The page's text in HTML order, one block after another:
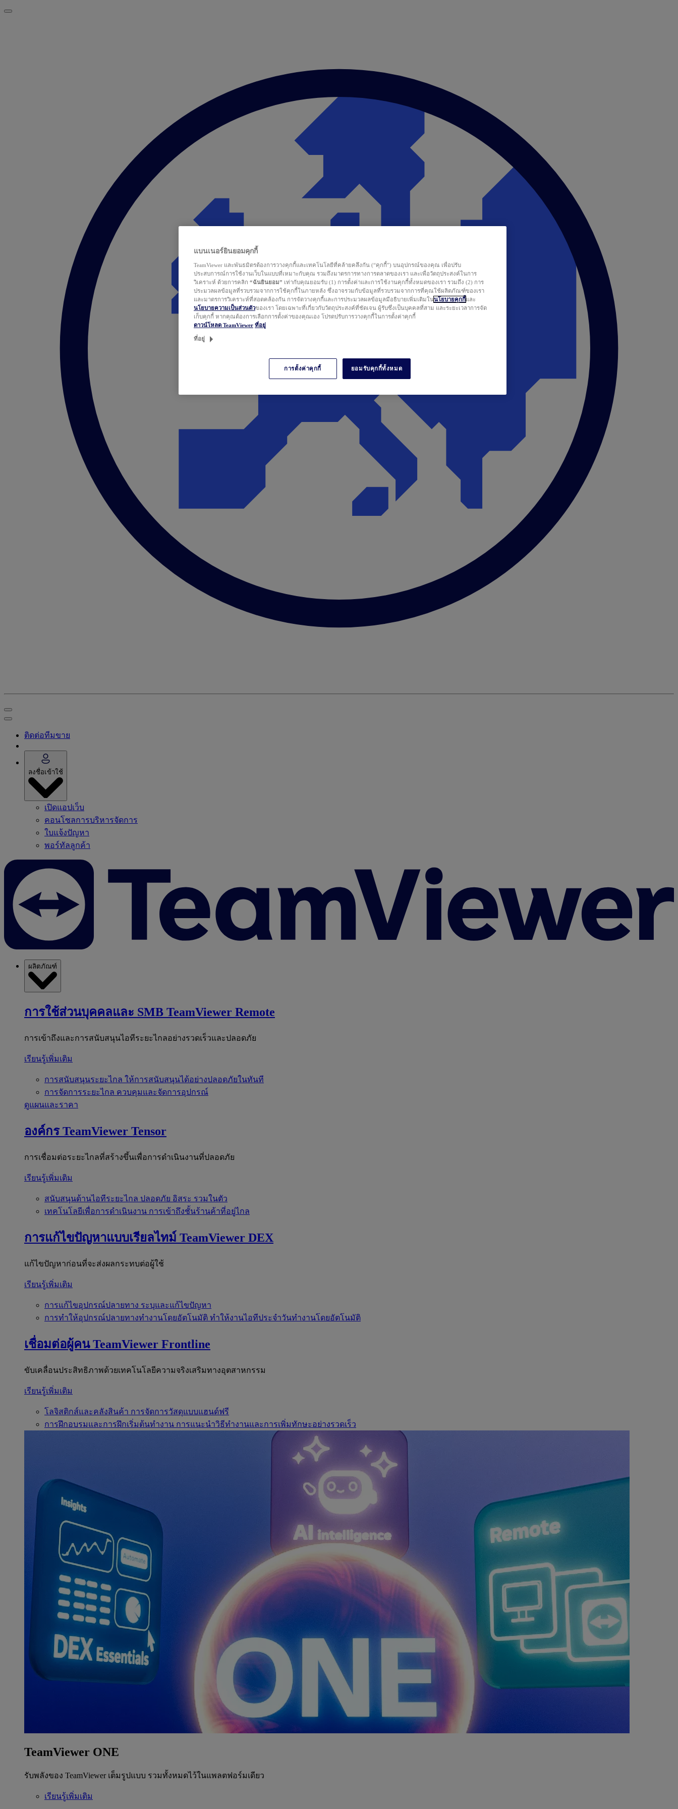
ติดต่อทีมขาย
ลงชื่อเข้าใช้
เปิดแอปเว็บ
คอนโซลการบริหารจัดการ
ใบแจ้งปัญหา
พอร์ทัลลูกค้า
ผลิตภัณฑ์
การใช้ส่วนบุคคลและ SMB TeamViewer Remote
การเข้าถึงและการสนับสนุนไอทีระยะไกลอย่างรวดเร็วและปลอดภัย
เรียนรู้เพิ่มเติม
การสนับสนุนระยะไกล ให้การสนับสนุนได้อย่างปลอดภัยในทันที
การจัดการระยะไกล ควบคุมและจัดการอุปกรณ์
ดูแผนและราคา
องค์กร TeamViewer Tensor
การเชื่อมต่อระยะไกลที่สร้างขึ้นเพื่อการดำเนินงานที่ปลอดภัย
เรียนรู้เพิ่มเติม
สนับสนุนด้านไอทีระยะไกล ปลอดภัย อิสระ รวมในตัว
เทคโนโลยีเพื่อการดำเนินงาน การเข้าถึงชั้นร้านค้าที่อยู่ไกล
การแก้ไขปัญหาแบบเรียลไทม์ TeamViewer DEX
แก้ไขปัญหาก่อนที่จะส่งผลกระทบต่อผู้ใช้
เรียนรู้เพิ่มเติม
การแก้ไขอุปกรณ์ปลายทาง ระบุและแก้ไขปัญหา
การทำให้อุปกรณ์ปลายทางทำงานโดยอัตโนมัติ ทำให้งานไอทีประจำวันทำงานโดยอัตโนมัติ
เชื่อมต่อผู้คน TeamViewer Frontline
ขับเคลื่อนประสิทธิภาพด้วยเทคโนโลยีความจริงเสริมทางอุตสาหกรรม
เรียนรู้เพิ่มเติม
โลจิสติกส์และคลังสินค้า การจัดการวัสดุแบบแฮนด์ฟรี
การฝึกอบรมและการฝึกเริ่มต้นทำงาน การแนะนำวิธีทำงานและการเพิ่มทักษะอย่างรวดเร็ว
TeamViewer ONE
รับพลังของ TeamViewer เต็มรูปแบบ รวมทั้งหมดไว้ในแพลตฟอร์มเดียว
เรียนรู้เพิ่มเติม
แบนเนอร์ยินยอมคุกกี้
TeamViewer และพันธมิตรต้องการวางคุกกี้และเทคโนโลยีที่คล้ายคลึงกัน (“คุกกี้”) บนอุปกรณ์ของคุณ เพื่อปรับ
ประสบการณ์การใช้งานเว็บในแบบที่เหมาะกับคุณ รวมถึงมาตรการทางการตลาดของเรา และเพื่อวัตถุประสงค์ในการ
วิเคราะห์ ด้วยการคลิก “ฉันยินยอม” เท่ากับคุณยอมรับ (1) การตั้งค่าและการใช้งานคุกกี้ทั้งหมดของเรา รวมถึง (2) การ
ประมวลผลข้อมูลที่รวบรวมจากการใช้คุกกี้ในภายหลัง ซึ่งอาจรวมกับข้อมูลที่รวบรวมจากการที่คุณใช้ผลิตภัณฑ์ของเรา
และมาตรการวิเคราะห์ที่สอดคล้องกัน การจัดวางคุกกี้และการประมวลผลข้อมูลมีอธิบายเพิ่มเติมในนโยบายคุกกี้และ
นโยบายความเป็นส่วนตัวของเรา โดยเฉพาะที่เกี่ยวกับวัตถุประสงค์ที่ชัดเจน ผู้รับซึ่งเป็นบุคคลที่สาม และระยะเวลาการจัด
เก็บคุกกี้ หากคุณต้องการเลือกการตั้งค่าของคุณเอง โปรดปรับการวางคุกกี้ในการตั้งค่าคุกกี้
ดาวน์โหลด TeamViewer ที่อยู่
ที่อยู่
การตั้งค่าคุกกี้ ยอมรับคุกกี้ทั้งหมด